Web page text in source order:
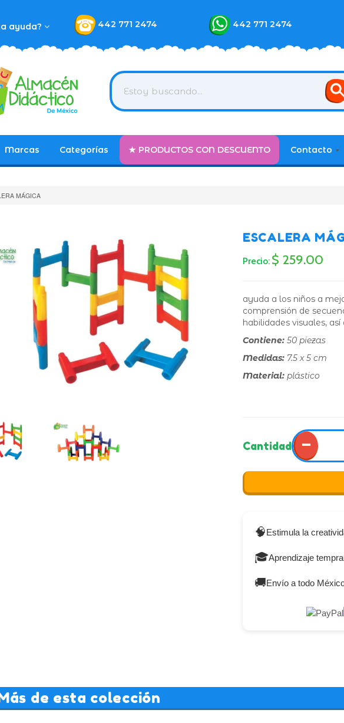
ayuda? 442 771 2474 442 771 2474
Marcas Categorías ★ PRODUCTOS CON DESCUENTO Contacto
MÁGICA
ESCALERA
Precio: $ 259.00
ayuda a los niños a
comprensión de
habilidades visuales,
Contiene: 50 piezas
Medidas: 7.5 x 5 cm
Material: plástico
Cantidad −
🧠Estimula la
🎓Aprendizaje
🚚Envío a todo
de esta colección